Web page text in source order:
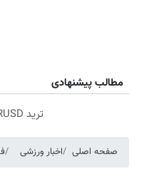
مطالب پیشنهادی
ترید EURUSD با اسپرد از صفر پیپ
صفحه اصلی اخبار ورزشی